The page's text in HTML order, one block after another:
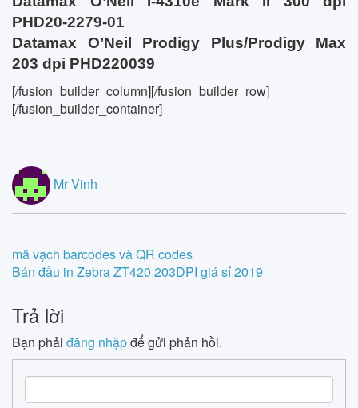
PHD20-2279-01
Datamax O’Neil Prodigy Plus/Prodigy Max
203 dpi PHD220039
[/fusion_builder_column][/fusion_builder_row]
[/fusion_builder_container]
Mr Vinh
Post
navigation
mã vạch barcodes và QR codes
Bán đầu in Zebra ZT420 203DPI giá sỉ 2019
Trả lời
Bạn phải đăng nhậpđể gửi phản hồi.
e